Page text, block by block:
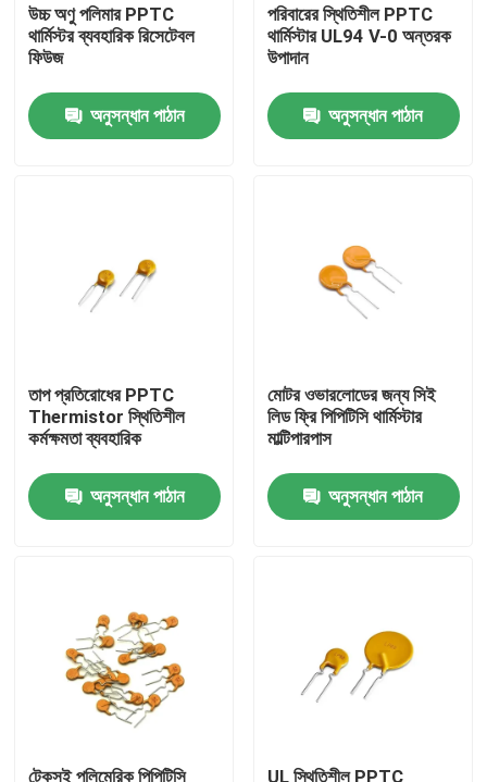
কারখানা পরিদর্শন
গুণমান নিয়ন্ত্রণ
পিটিসি থার্মিস্টর
উচ্চ অণু পলিমার PPTC
থার্মিস্টর ব্যবহারিক রিসেটেবল
ফিউজ
অনুসন্ধান পাঠান
পরিবারের স্থিতিশীল PPTC
থার্মিস্টার UL94 V-0 অন্তরক
উপাদান
অনুসন্ধান পাঠান
তাপ প্রতিরোধের PPTC
Thermistor স্থিতিশীল
কর্মক্ষমতা ব্যবহারিক
অনুসন্ধান পাঠান
মোটর ওভারলোডের জন্য সিই
লিড ফ্রি পিপিটিসি থার্মিস্টার
মাল্টিপারপাস
অনুসন্ধান পাঠান
টেকসই পলিমেরিক পিপিটিসি UL স্থিতিশীল PPTC